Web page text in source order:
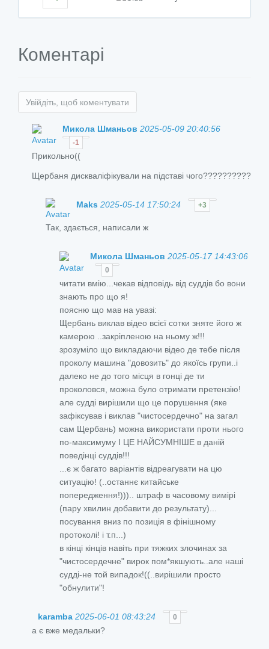
Коментарі
Увійдіть, щоб коментувати
Микола Шманьов 2025-05-09 20:40:56
-1
Прикольно((
Щербаня дискваліфікували на підставі чого??????????
Maks 2025-05-14 17:50:24 +3
Так, здається, написали ж
Микола Шманьов 2025-05-17 14:43:06
0
читати вмію...чекав відповідь від суддів бо вони
знають про що я!
поясню що мав на увазі:
Щербань виклав відео всієї сотки зняте його ж
камерою ..закріпленою на ньому ж!!!
зрозуміло що викладаючи відео де тебе після
проколу машина "довозить" до якоїсь групи..і
далеко не до того місця в гонці де ти
проколовся, можна було отримати претензію!
але судді вирішили що це порушення (яке
зафіксував і виклав "чистосердечно" на загал
сам Щербань) можна використати проти нього
по-максимуму І ЦЕ НАЙСУМНІШЕ в даній
поведінці суддів!!!
...є ж багато варіантів відреагувати на цю
ситуацію! (..останнє китайське
попередження!))).. штраф в часовому вимірі
(пару хвилин добавити до результату)...
посування вниз по позиція в фінішному
протоколі! і т.п...)
в кінці кінців навіть при тяжких злочинах за
"чистосердечне" вирок пом*якшують..але наші
судді-не той випадок!((..вирішили просто
"обнулити"!
karamba 2025-06-01 08:43:24 0
а є вже медальки?